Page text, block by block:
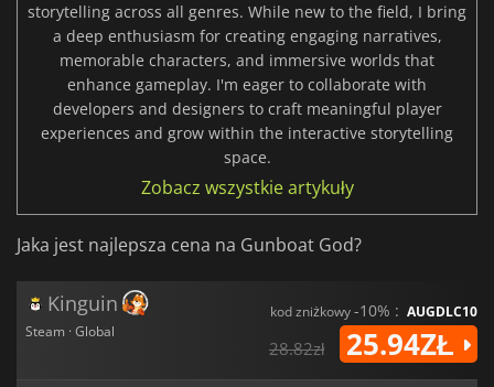
storytelling across all genres. While new to the field, I bring
a deep enthusiasm for creating engaging narratives,
memorable characters, and immersive worlds that
enhance gameplay. I'm eager to collaborate with
developers and designers to craft meaningful player
experiences and grow within the interactive storytelling
space.
Zobacz wszystkie artykuły
Jaka jest najlepsza cena na Gunboat God?
Kinguin
Steam · Global
kod zniżkowy-10% : AUGDLC10
28.82zł 25.94ZŁ